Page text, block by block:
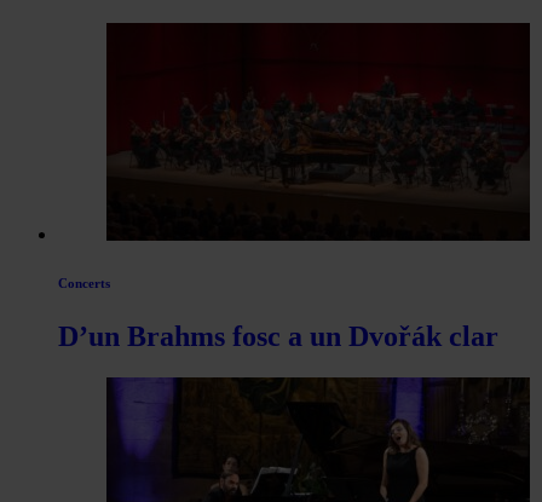
Concerts
D’un Brahms fosc a un Dvořák clar